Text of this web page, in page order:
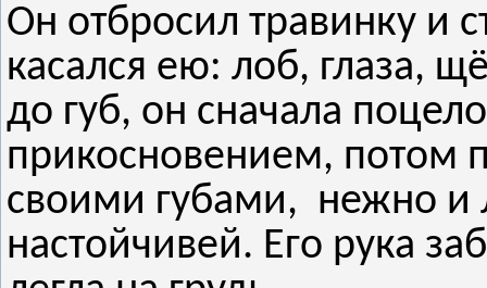
Он отбросил травинку и
касался ею: лоб, глаза,
до губ, он сначала
прикосновением, потом
своими губами, нежно и
настойчивей. Его рука